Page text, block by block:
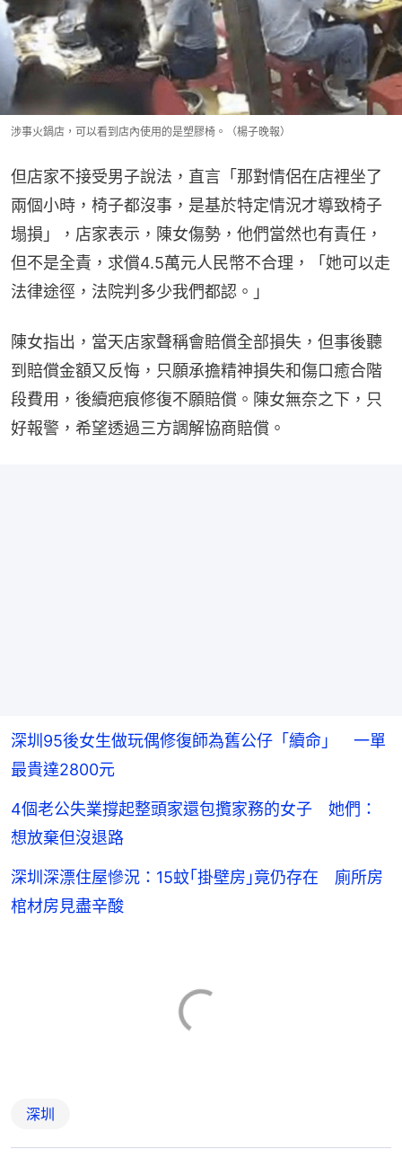
涉事火鍋店，可以看到店內使用的是塑膠椅。（楊子晚報）
但店家不接受男子說法，直言「那對情侶在店裡坐了
兩個小時，椅子都沒事，是基於特定情況才導致椅子
塌損」，店家表示，陳女傷勢，他們當然也有責任，
但不是全責，求償4.5萬元人民幣不合理，「她可以走
法律途徑，法院判多少我們都認。」
陳女指出，當天店家聲稱會賠償全部損失，但事後聽
到賠償金額又反悔，只願承擔精神損失和傷口癒合階
段費用，後續疤痕修復不願賠償。陳女無奈之下，只
好報警，希望透過三方調解協商賠償。
深圳95後女生做玩偶修復師為舊公仔「續命」 一單
最貴達2800元
4個老公失業撐起整頭家還包攬家務的女子 她們：
想放棄但沒退路
深圳深漂住屋慘況：15蚊｢掛壁房｣竟仍存在 廁所房
棺材房見盡辛酸
深圳